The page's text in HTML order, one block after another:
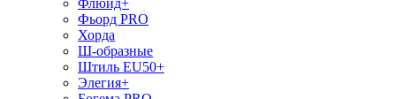
Флюид+
Фьорд PRO
Хорда
Ш-образные
Штиль EU50+
Элегия+